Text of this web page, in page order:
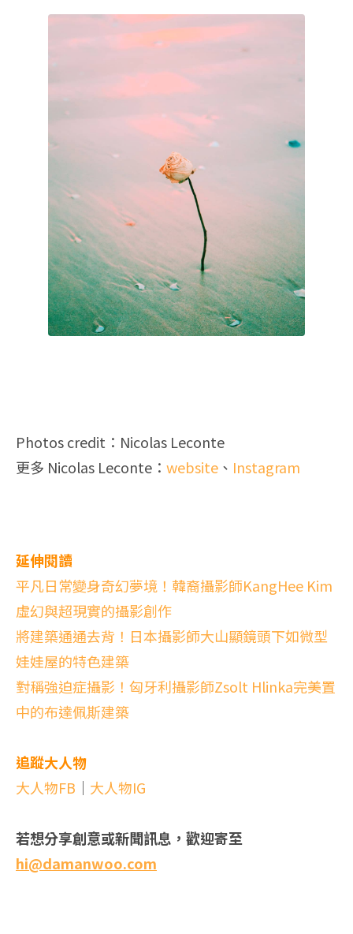
Photos credit：Nicolas Leconte
更多 Nicolas Leconte： website 、 Instagram
延伸閱讀
平凡日常變身奇幻夢境！韓裔攝影師KangHee Kim
虛幻與超現實的攝影創作
將建築通通去背！日本攝影師大山顯鏡頭下如微型
娃娃屋的特色建築
對稱強迫症攝影！匈牙利攝影師Zsolt Hlinka完美置
中的布達佩斯建築
追蹤大人物
大人物FB ｜ 大人物IG
若想分享創意或新聞訊息，歡迎寄至
hi@damanwoo.com